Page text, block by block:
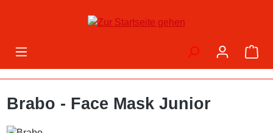
Zum Hauptinhalt springen
Brabo - Face Mask Junior